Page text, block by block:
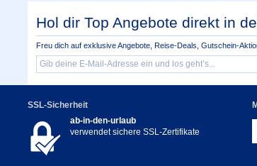
Hol dir Top Angebote direkt in
Freu dich auf exklusive Angebote, Reise-Deals, Gutschein-
SSL-Sicherheit
ab-in-den-urlaub
verwendet sichere SSL-Zertifikate